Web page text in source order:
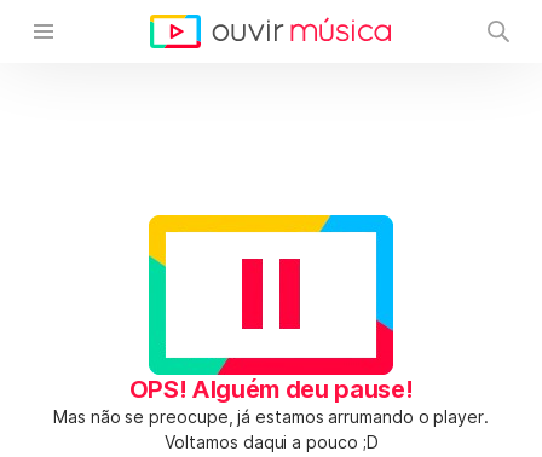
OPS! Alguém deu pause!
Mas não se preocupe, já estamos arrumando o player.
Voltamos daqui a pouco ;D